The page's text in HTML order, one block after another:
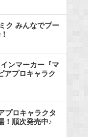
ク みんなでプー
ンマーカー『マ
アプロキャラク
プロキャラクタ
！順次発売中♪